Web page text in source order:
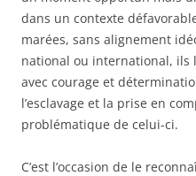
dans un contexte
marées, sans alignement
national ou international, ils
avec courage et
l’esclavage et la prise en
problématique de celui-ci.
C’est l’occasion de le